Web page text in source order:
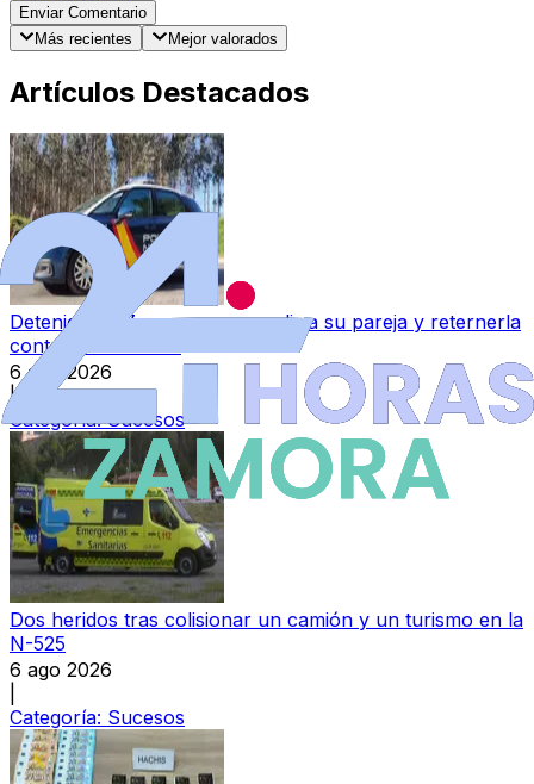
Enviar Comentario
Más recientes
Mejor valorados
Artículos Destacados
Detenido en Zamora por agredir a su pareja y reternerla
contra su voluntad
6 ago 2026
|
Categoría:Sucesos
Dos heridos tras colisionar un camión y un turismo en la
N-525
6 ago 2026
Categoría: Sucesos